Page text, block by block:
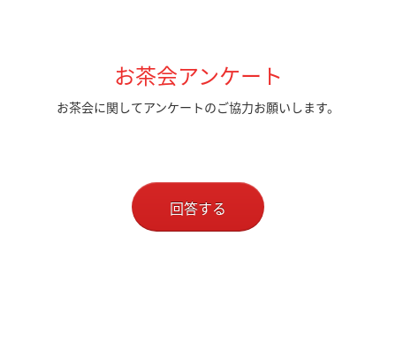
お茶会アンケート
お茶会に関してアンケートのご協力お願いします。
回答する